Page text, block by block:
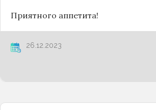
Приятного аппетита!
26.12.2023